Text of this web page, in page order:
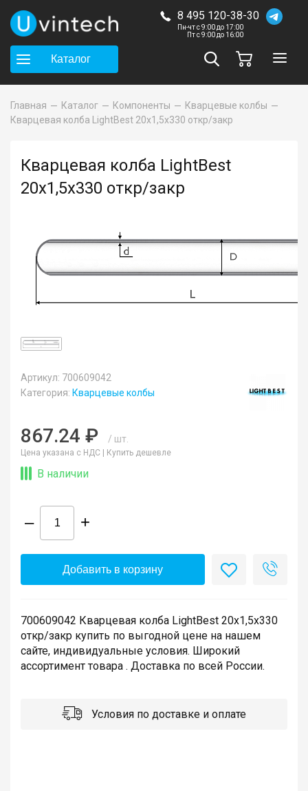
8 495 120-38-30
Пн-чт с 9:00 до 17:00
Пт с 9:00 до 16:00
Каталог
Главная Каталог Компоненты
Кварцевые колбы
Кварцевая колба LightBest 20x1,5x330 откр/закр
Кварцевая колба LightBest
20x1,5x330 откр/закр
Артикул: 700609042
Категория: Кварцевые колбы
867.24 ₽ / шт.
Цена указана с НДС | Купить дешевле
В наличии
– +
Добавить в корзину
700609042 Кварцевая колба LightBest 20x1,5x330
откр/закр купить по выгодной цене на нашем
сайте, индивидуальные условия. Широкий
ассортимент товара . Доставка по всей России.
Условия по доставке и оплате